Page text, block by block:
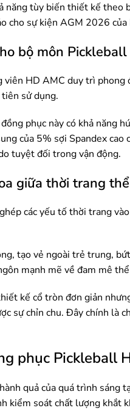
tùy biến thiết kế theo
cho sự kiện AGM 2026
bộ môn Pickleball
HD AMC duy trì
sử dụng.
phục này có khả năng
của 5% sợi Spandex
tuyệt đối trong vận động.
giữa thời trang
các yếu tố thời trang
tạo vẻ ngoài trẻ trung,
mạnh mẽ về đam mê
kế cổ tròn đơn giản
sự chỉn chu. Đây chính là
phục Pickleball
quả của quá trình
kiểm soát chất lượng khắt